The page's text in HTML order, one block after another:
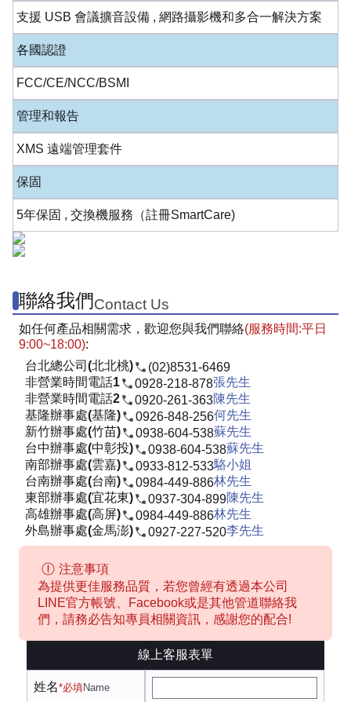
支援 USB 會議擴音設備 , 網路攝影機和多合一解決方案
各國認證
FCC/CE/NCC/BSMI
管理和報告
XMS 遠端管理套件
保固
5年保固 , 交換機服務（註冊SmartCare)
聯絡我們Contact Us
如任何產品相關需求，歡迎您與我們聯絡(服務時間:平日
9:00~18:00):
台北總公司(北北桃)
(02)8531-6469
非營業時間電話1
0928-218-878張先生
非營業時間電話2
0920-261-363陳先生
基隆辦事處(基隆)
0926-848-256何先生
新竹辦事處(竹苗)
0938-604-538蘇先生
台中辦事處(中彰投)
0938-604-538蘇先生
南部辦事處(雲嘉)
0933-812-533駱小姐
台南辦事處(台南)
0984-449-886林先生
東部辦事處(宜花東)
0937-304-899陳先生
高雄辦事處(高屏)
0984-449-886林先生
外島辦事處(金馬澎)
0927-227-520李先生
注意事項
為提供更佳服務品質，若您曾經有透過本公司
LINE官方帳號、Facebook或是其他管道聯絡我
們，請務必告知專員相關資訊，感謝您的配合!
線上客服表單
姓名*必填Name